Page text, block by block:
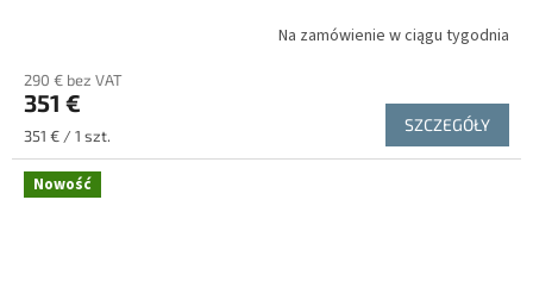
Na zamówienie w ciągu tygodnia
290 € bez VAT
351 €
Cena
jednostkowa:
351 € / 1 szt.
SZCZEGÓŁY
Nowość